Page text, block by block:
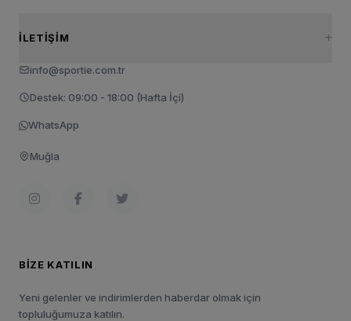
İLETIŞIM
info@sportie.com.tr
Destek: 09:00 - 18:00 (Hafta İçi)
WhatsApp
Muğla
BIZE KATILIN
Yeni gelenler ve indirimlerden haberdar olmak için
topluluğumuza katılın.